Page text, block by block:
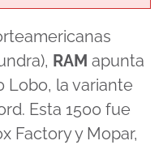
RAM apunta
Lobo, la variante
Esta 1500 fue
Factory y Mopar,